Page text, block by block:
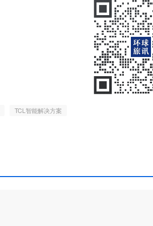
TCL智能解决方案